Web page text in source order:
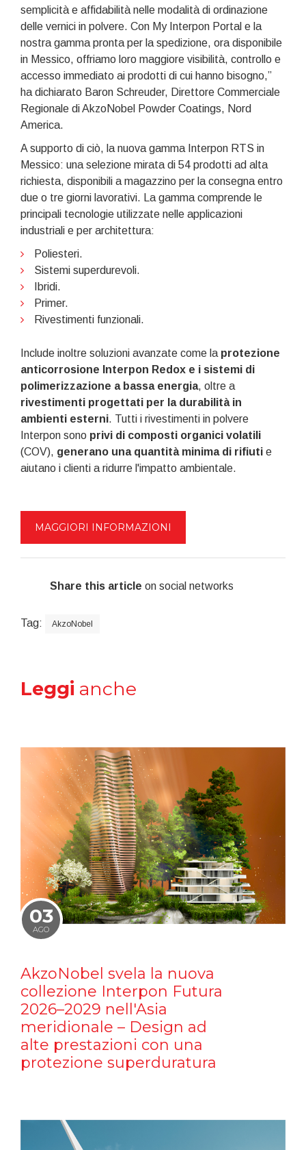
semplicità e affidabilità nelle modalità di ordinazione
delle vernici in polvere. Con My Interpon Portal e la
nostra gamma pronta per la spedizione, ora disponibile
in Messico, offriamo loro maggiore visibilità, controllo e
accesso immediato ai prodotti di cui hanno bisogno,”
ha dichiarato Baron Schreuder, Direttore Commerciale
Regionale di AkzoNobel Powder Coatings, Nord
America.
A supporto di ciò, la nuova gamma Interpon RTS in
Messico: una selezione mirata di 54 prodotti ad alta
richiesta, disponibili a magazzino per la consegna entro
due o tre giorni lavorativi. La gamma comprende le
principali tecnologie utilizzate nelle applicazioni
industriali e per architettura:
Poliesteri.
Sistemi superdurevoli.
Ibridi.
Primer.
Rivestimenti funzionali.
Include inoltre soluzioni avanzate come la protezione
anticorrosione Interpon Redox e i sistemi di
polimerizzazione a bassa energia, oltre a
rivestimenti progettati per la durabilità in
ambienti esterni. Tutti i rivestimenti in polvere
Interpon sono privi di composti organici volatili
(COV), generano una quantità minima di rifiuti e
aiutano i clienti a ridurre l'impatto ambientale.
MAGGIORI INFORMAZIONI
Share this article on social networks
Tag: AkzoNobel
Leggi anche
03
AGO
AkzoNobel svela la nuova
collezione Interpon Futura
2026–2029 nell'Asia
meridionale – Design ad
alte prestazioni con una
protezione superduratura